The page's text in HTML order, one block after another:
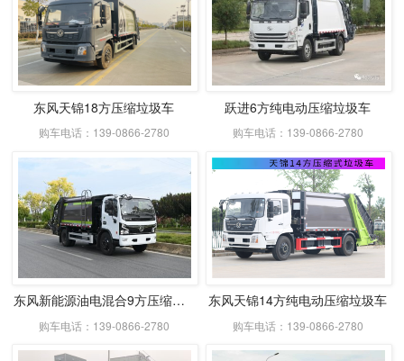
东风天锦18方压缩垃圾车
购车电话：139-0866-2780
跃进6方纯电动压缩垃圾车
购车电话：139-0866-2780
东风新能源油电混合9方压缩式垃圾车
购车电话：139-0866-2780
东风天锦14方纯电动压缩垃圾车
购车电话：139-0866-2780